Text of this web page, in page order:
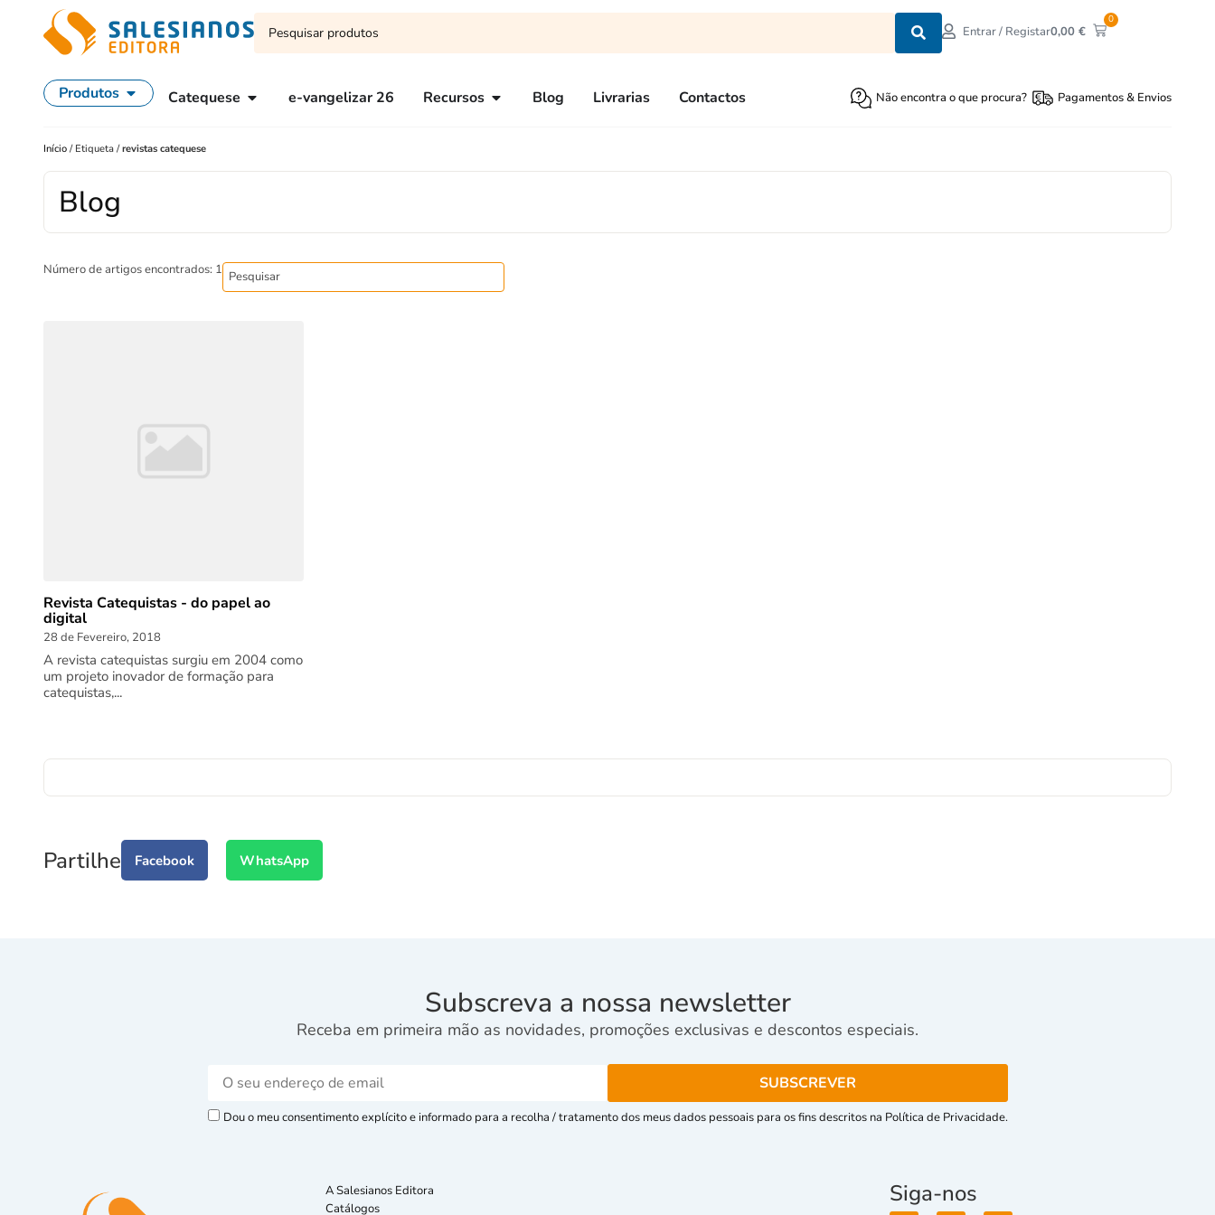
Entrar / Registar0,00€
0
Produtos Catequese e-vangelizar 26 Recursos Blog Livrarias Contactos Não encontra o que procura? Pagamentos & Envios
Início / Etiqueta /revistas catequese
Blog
Número de artigos encontrados: 1
Revista Catequistas - do papel ao
digital
28 de Fevereiro, 2018
A revista catequistas surgiu em 2004 como
um projeto inovador de formação para
catequistas,...
Partilhe Facebook WhatsApp
Subscreva a nossa newsletter
Receba em primeira mão as novidades, promoções exclusivas e descontos especiais.
Dou o meu consentimento explícito e informado para a recolha / tratamento dos meus dados pessoais para os fins descritos na Política de Privacidade.
A Salesianos Editora
Catálogos
Siga-nos